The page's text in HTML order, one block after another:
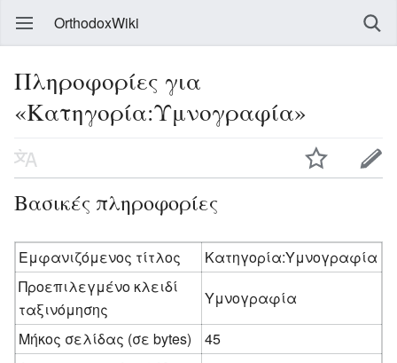
OrthodoxWiki
Πληροφορίες για
«Κατηγορία:Υμνογραφία»
Βασικές πληροφορίες
Εμφανιζόμενος τίτλος
Κατηγορία:Υμνογραφία
Προεπιλεγμένο κλειδί
ταξινόμησης
Υμνογραφία
Μήκος σελίδας (σε bytes)
45